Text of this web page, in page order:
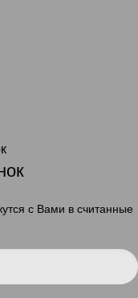
с Вами в считанные